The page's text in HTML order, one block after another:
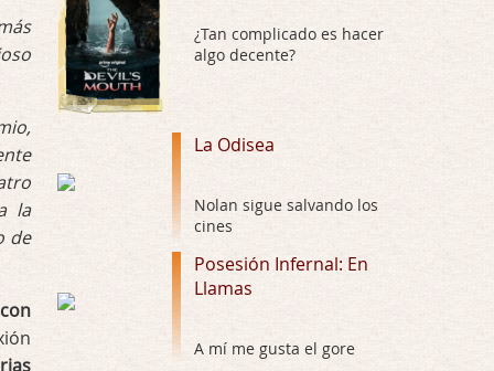
la
de
Por: Luar
Buena película, buen director y buenos ac …
El señor de las moscas
Por: Luar
Hungry
Las 10 películas gore de Almas
Oscuras
¿Tan complicado es hacer
algo decente?
La Odisea
Nolan sigue salvando los
cines
Posesión Infernal: En
Llamas
A mí me gusta el gore